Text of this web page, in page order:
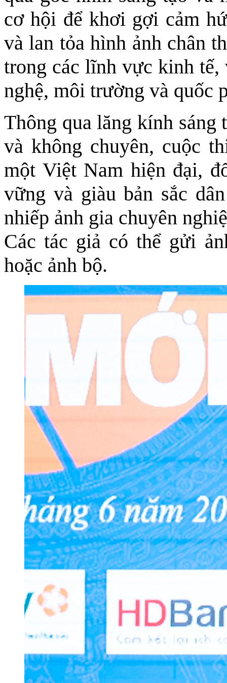
cơ hội để khơi gợi cảm
và lan tỏa hình ảnh chân
trong các lĩnh vực kinh tế,
nghệ, môi trường và quốc
Thông qua lăng kính sáng
và không chuyên, cuộc
một Việt Nam hiện đại,
vững và giàu bản sắc
nhiếp ảnh gia chuyên
Các tác giả có thể gửi
hoặc ảnh bộ.